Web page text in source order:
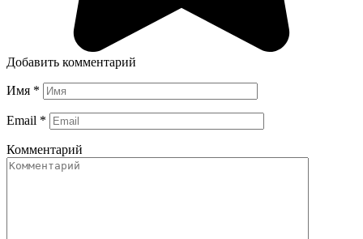
Добавить комментарий
Имя *
Email *
Комментарий